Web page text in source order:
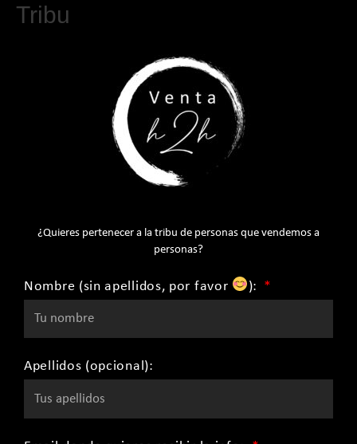
Tribu
¿Quieres pertenecer a la tribu de personas que vendemos a
personas?
Nombre (sin apellidos, por favor ):
Apellidos (opcional):